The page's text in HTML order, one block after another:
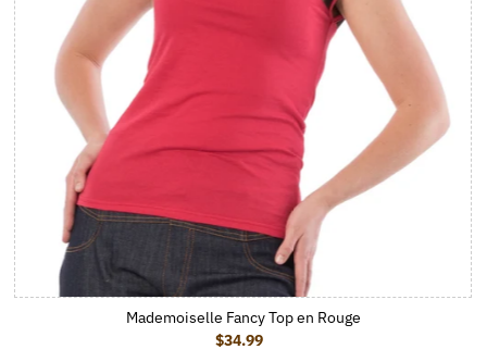
Mademoiselle Fancy Top en Rouge
Prix ordinaire
$34.99